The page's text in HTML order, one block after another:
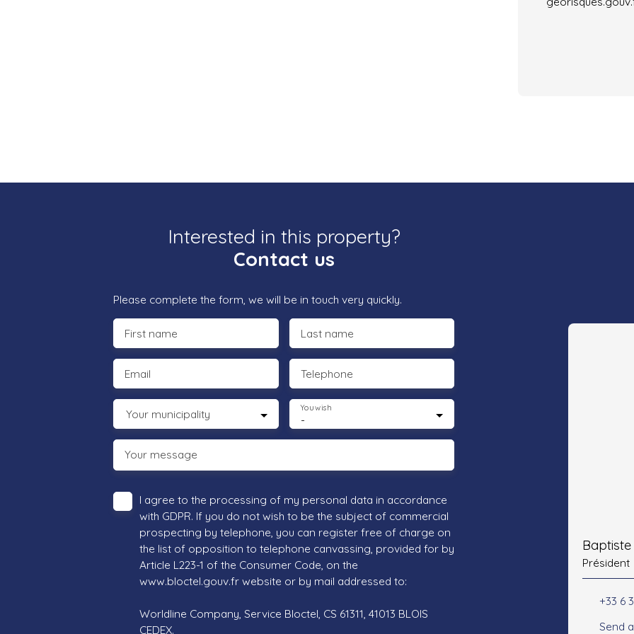
Interested in this property?
Contact us
Please complete the form, we will be in touch very quickly.
First name Last name
Email Telephone
Your municipality -
You wish
Your message
I agree to the processing of my personal data in accordance
with GDPR. If you do not wish to be the subject of commercial
prospecting by telephone, you can register free of charge on
the list of opposition to telephone canvassing, provided for by
Article L223-1 of the Consumer Code, on the
www.bloctel.gouv.fr website or by mail addressed to:
Worldline Company, Service Bloctel, CS 61311, 41013 BLOIS
CEDEX.
Baptiste
Président
+33 6
Send